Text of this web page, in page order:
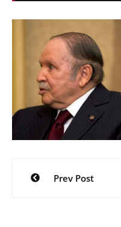
Navigation
Prev Post